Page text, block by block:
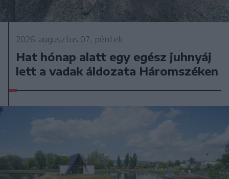
2026. augusztus 07., péntek
Hat hónap alatt egy egész juhnyáj
lett a vadak áldozata Háromszéken